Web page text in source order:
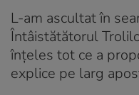
L-am ascultat în
Întâistătătorul
înţeles tot ce a
explice pe larg